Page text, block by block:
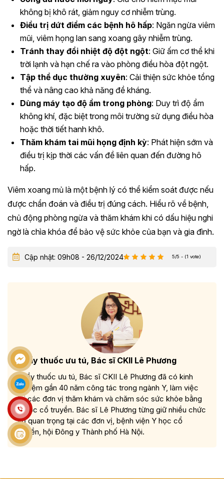
không bị khô rát, giảm nguy cơ nhiễm trùng.
Điều trị dứt điểm các bệnh hô hấp: Ngăn ngừa viêm
mũi, viêm họng lan sang xoang gây nhiễm trùng.
Tránh thay đổi nhiệt độ đột ngột: Giữ ấm cơ thể khi
trời lạnh và hạn chế ra vào phòng điều hòa đột ngột.
Tập thể dục thường xuyên: Cải thiện sức khỏe tổng
thể và nâng cao khả năng đề kháng.
Dùng máy tạo độ ẩm trong phòng: Duy trì độ ẩm
không khí, đặc biệt trong môi trường sử dụng điều hòa
hoặc thời tiết hanh khô.
Thăm khám tai mũi họng định kỳ: Phát hiện sớm và
điều trị kịp thời các vấn đề liên quan đến đường hô
hấp.
Viêm xoang mủ là một bệnh lý có thể kiểm soát được nếu
được chẩn đoán và điều trị đúng cách. Hiểu rõ về bệnh,
chủ động phòng ngừa và thăm khám khi có dấu hiệu nghi
ngờ là chìa khóa để bảo vệ sức khỏe của bạn và gia đình.
Cập nhật: 09h08 - 26/12/2024 5/5 - (1 vote)
Thầy thuốc ưu tú, Bác sĩ CKII Lê Phương
Thầy thuốc ưu tú, Bác sĩ CKII Lê Phương đã có kinh
nghiệm gần 40 năm công tác trong ngành Y, làm việc
tại các đơn vị thăm khám và chăm sóc sức khỏe bằng
Y học cổ truyền. Bác sĩ Lê Phương từng giữ nhiều chức
vụ quan trọng tại các đơn vị, bệnh viện Y học cổ
truyền, hội Đông y Thành phố Hà Nội.